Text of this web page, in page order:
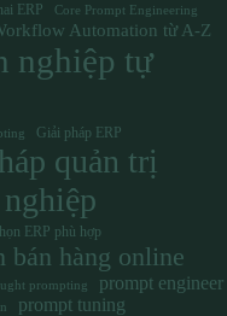
ERP Core Prompt Engineering
Automation từ A-Z
nghiệp tự
Giải pháp ERP
quản trị
ERP phù hợp
bán hàng online
prompting prompt engineer
prompt tuning